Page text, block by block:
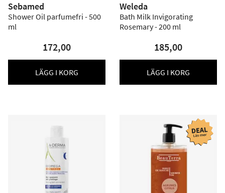
Sebamed
Shower Oil parfumefri - 500
ml
172,00
LÄGG I KORG
Weleda
Bath Milk Invigorating
Rosemary - 200 ml
185,00
LÄGG I KORG